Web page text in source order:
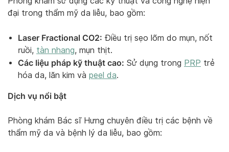
đại trong thẩm mỹ da liễu, bao gồm:
Laser Fractional CO2: Điều trị sẹo lõm do mụn, nốt
ruồi, tàn nhang, mụn thịt.
Các liệu pháp kỹ thuật cao: Sử dụng trong PRP trẻ
hóa da, lăn kim và peel da.
Dịch vụ nổi bật
Phòng khám Bác sĩ Hưng chuyên điều trị các bệnh về
thẩm mỹ da và bệnh lý da liễu, bao gồm: